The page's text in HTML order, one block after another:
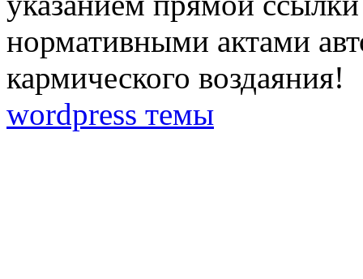
нормативными актами
кармического воздаяния!
wordpress темы